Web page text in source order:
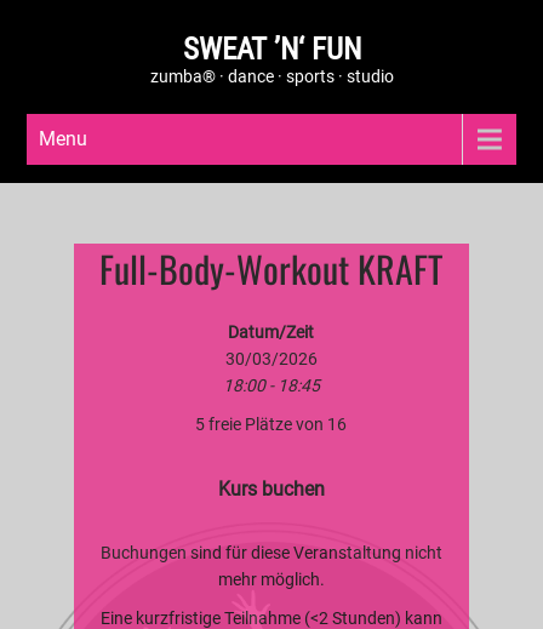
SWEAT ’N‘ FUN
zumba® · dance · sports · studio
Menu
Full-Body-Workout KRAFT
Datum/Zeit
30/03/2026
18:00 - 18:45
5 freie Plätze von 16
Kurs buchen
Buchungen sind für diese Veranstaltung nicht
mehr möglich.
Eine kurzfristige Teilnahme (<2 Stunden) kann